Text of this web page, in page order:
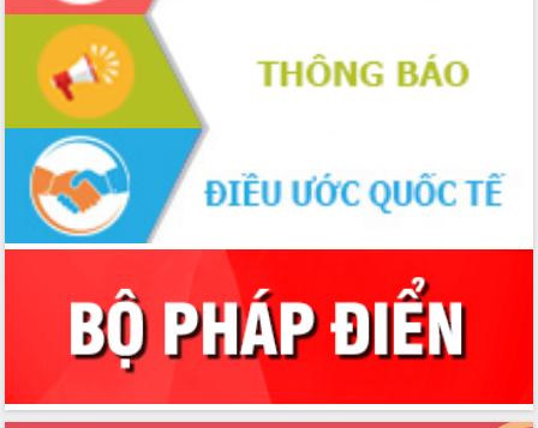
Kỳ họp Chuyên đề lần thứ Năm, HĐND
tỉnh Đắk Lắk thông qua các nghị quyết
quan trọng
Thống nhất danh sách giới thiệu ứng
cử đại biểu Quốc hội khoá XVI và đại
biểu HĐND tỉnh Đắk Lắk, nhiệm kỳ
2026-2031
Phát động hai phong trào thi đua quan
trọng trong kỷ nguyên mới
Hội nghị lần thứ tư Ban Chỉ đạo công
Hội nghị Báo cáo viên Trung ương
tháng 01/2026
Phó Thủ tướng Hồ Quốc Dũng đánh giá
tại Đắk Lắk